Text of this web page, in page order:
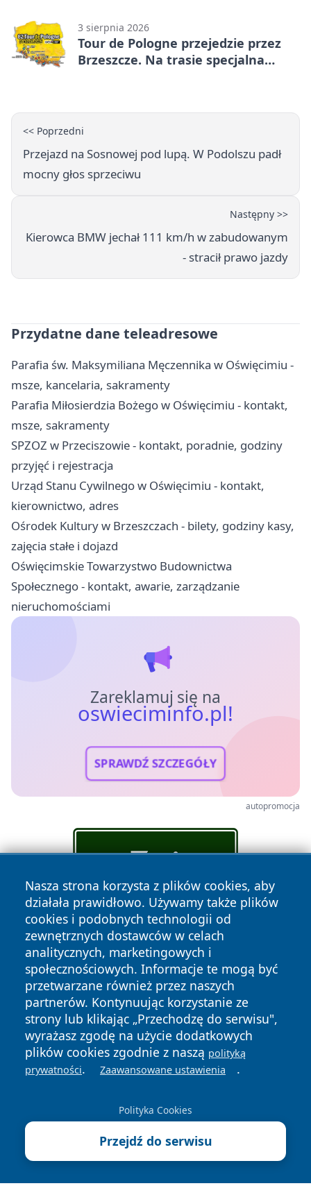
3 sierpnia 2026
Tour de Pologne przejedzie przez
Brzeszcze. Na trasie specjalna
<< Poprzedni
Przejazd na Sosnowej pod lupą. W Podolszu padł
mocny głos sprzeciwu
Następny >>
Kierowca BMW jechał 111 km/h w zabudowanym
- stracił prawo jazdy
Przydatne dane teleadresowe
Parafia św. Maksymiliana Męczennika w Oświęcimiu -
msze, kancelaria, sakramenty
Parafia Miłosierdzia Bożego w Oświęcimiu - kontakt,
msze, sakramenty
SPZOZ w Przeciszowie - kontakt, poradnie, godziny
przyjęć i rejestracja
Urząd Stanu Cywilnego w Oświęcimiu - kontakt,
kierownictwo, adres
Ośrodek Kultury w Brzeszczach - bilety, godziny kasy,
zajęcia stałe i dojazd
Oświęcimskie Towarzystwo Budownictwa
Społecznego - kontakt, awarie, zarządzanie
nieruchomościami
Zareklamuj się na
oswieciminfo.pl!
SPRAWDŹ SZCZEGÓŁY
autopromocja
Nasza strona korzysta z plików cookies, aby
działała prawidłowo. Używamy także plików
cookies i podobnych technologii od
zewnętrznych dostawców w celach
analitycznych, marketingowych i
społecznościowych. Informacje te mogą być
przetwarzane również przez naszych
partnerów. Kontynuując korzystanie ze
strony lub klikając „Przechodzę do serwisu",
wyrażasz zgodę na użycie dodatkowych
plików cookies zgodnie z naszą polityką
prywatności. Zaawansowane ustawienia .
Polityka Cookies
Przejdź do serwisu
Copyright © 2026 oswieciminfo.pl Wszystkie prawa
zastrzeżone.
Polityka
Polityka